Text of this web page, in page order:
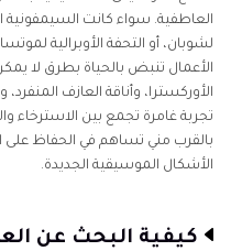
العاطفية. سواء كانت السيمفونية
لشوبان، أو التحفة الأوبرالية
الأعمال تنبض بالحياة بطرق لا
الأوركسترا، وأناقة العازف
تجربة غامرة تجمع بين الاسترخاء
بالقرب مني تساهم في الحفاظ على
الأشكال الموسيقية الجديدة.
كيفية البحث عن